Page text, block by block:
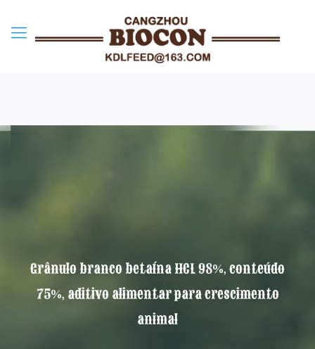
Grânulo branco betaína HCL 98%, conteúdo
75%, aditivo alimentar para crescimento
animal